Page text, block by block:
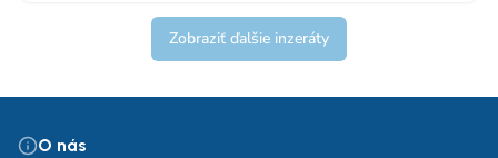
Zobraziť ďalšie inzeráty
O nás